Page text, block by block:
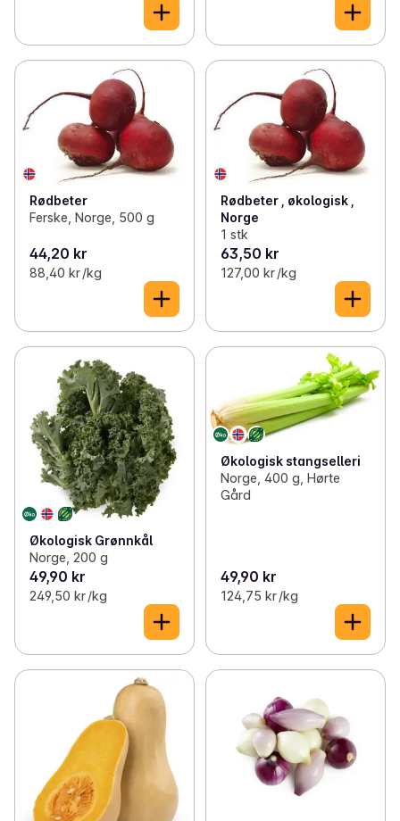
Rødbeter
Ferske, Norge, 500 g
44,20 kr
88,40 kr /kg
Rødbeter , økologisk ,
Norge
1 stk
63,50 kr
127,00 kr /kg
Økologisk Grønnkål
Norge, 200 g
49,90 kr
249,50 kr /kg
Økologisk stangselleri
Norge, 400 g, Hørte
Gård
49,90 kr
124,75 kr /kg